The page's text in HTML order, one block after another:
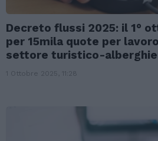
Decreto flussi 2025: il 1°
per 15mila quote per
settore turistico-
1 Ottobre 2025, 11:28